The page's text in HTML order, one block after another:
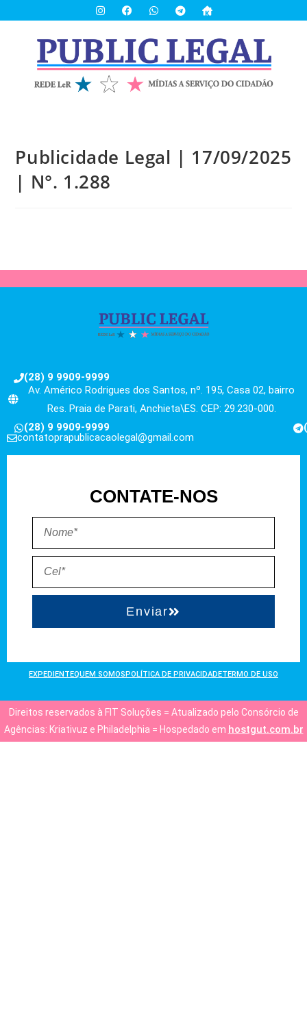
Publicidade Legal | 17/09/2025
| N°. 1.288
(28) 9 9909-9999
Av. Américo Rodrigues dos Santos, nº. 195, Casa 02, bairro
Res. Praia de Parati, Anchieta\ES. CEP: 29.230-000.
(28) 9 9909-9999
contatoprapublicacaolegal@gmail.com
CONTATE-NOS
Enviar
EXPEDIENTEQUEM SOMOSPOLÍTICA DE PRIVACIDADETERMO DE USO
Direitos reservados à FIT Soluções = Atualizado pelo Consórcio de
Agências: Kriativuz e Philadelphia = Hospedado em hostgut.com.br